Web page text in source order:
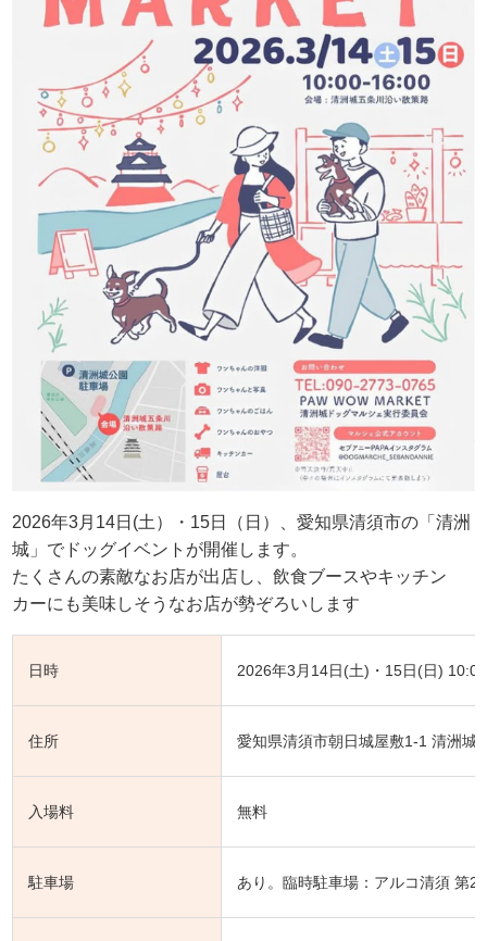
2026年3月14日(土）・15日（日）、愛知県清須市の「清洲
城」でドッグイベントが開催します。
たくさんの素敵なお店が出店し、飲食ブースやキッチン
カーにも美味しそうなお店が勢ぞろいします
日時 2026年3月14日(土)・15日(日)
住所 愛知県清須市朝日城屋敷1-1 清洲城
入場料 無料
駐車場 あり。臨時駐車場：アルコ清須 第2